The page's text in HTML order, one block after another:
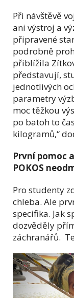
Při návštěvě
ani výstroj a
připravené
podrobně
přiblížila
představují,
jednotlivých
parametry
moc těžkou
po batoh to
kilogramů,“
První pomoc
POKOS
Pro studenty
chleba. Ale
specifika. Jak
dozvěděly
záchranářů.